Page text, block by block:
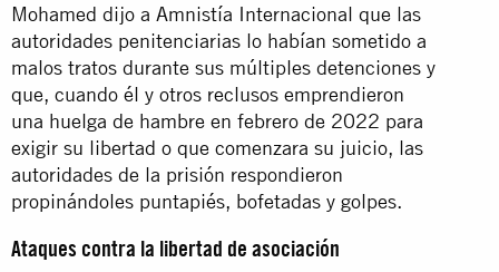
Mohamed dijo a Amnistía Internacional que las
autoridades penitenciarias lo habían sometido a
malos tratos durante sus múltiples detenciones y
que, cuando él y otros reclusos emprendieron
una huelga de hambre en febrero de 2022 para
exigir su libertad o que comenzara su juicio, las
autoridades de la prisión respondieron
propinándoles puntapiés, bofetadas y golpes.
Ataques contra la libertad de asociación